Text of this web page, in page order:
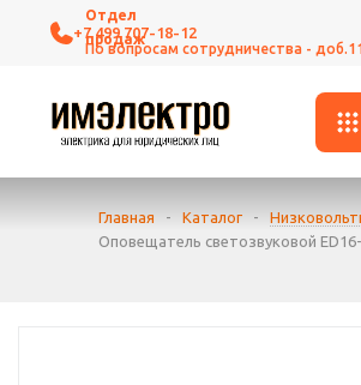
+7 499 707-18-12
Главная - Каталог -
Оповещатель светозвуковой